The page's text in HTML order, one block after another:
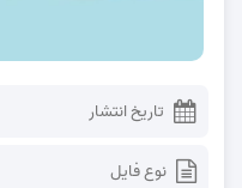
تاریخ انتشار
نوع فایل